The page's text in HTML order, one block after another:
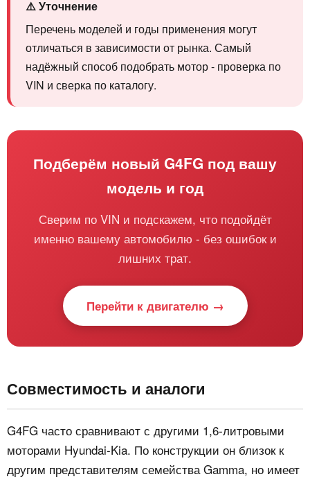
⚠️ Уточнение
Перечень моделей и годы применения могут
отличаться в зависимости от рынка. Самый
надёжный способ подобрать мотор - проверка по
VIN и сверка по каталогу.
Подберём новый G4FG под вашу
модель и год
Сверим по VIN и подскажем, что подойдёт
именно вашему автомобилю - без ошибок и
лишних трат.
Перейти к двигателю →
Совместимость и аналоги
G4FG часто сравнивают с другими 1,6-литровыми
моторами Hyundai-Kia. По конструкции он близок к
другим представителям семейства Gamma, но имеет